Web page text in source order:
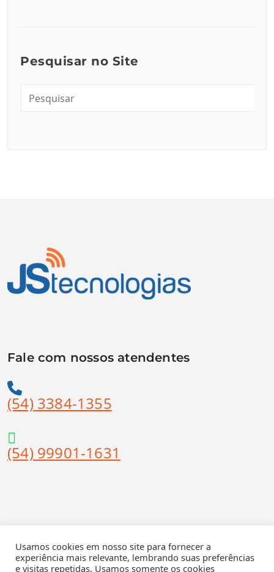
Pesquisar no Site
Fale com nossos atendentes
(54) 3384-1355
(54) 99901-1631
Usamos cookies em nosso site para fornecer a
experiência mais relevante, lembrando suas preferências
e visitas repetidas. Usamos somente os cookies